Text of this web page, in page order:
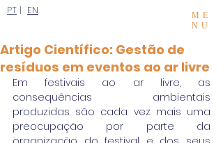
PT | EN
ME
NU
Artigo Científico: Gestão de
resíduos em eventos ao ar livre
Em festivais ao ar livre, as
consequências ambientais
produzidas são cada vez mais uma
preocupação por parte da